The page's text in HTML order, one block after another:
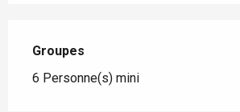
Groupes
Groupes
6 Personne(s) mini